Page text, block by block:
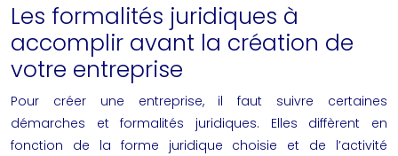
Les formalités juridiques à
accomplir avant la création de
votre entreprise
Pour créer une entreprise, il faut suivre certaines
démarches et formalités juridiques. Elles diffèrent en
fonction de la forme juridique choisie et de l’activité